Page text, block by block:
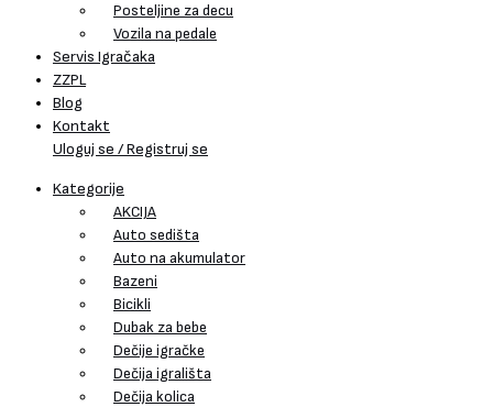
Posteljine za decu
Vozila na pedale
Servis Igračaka
ZZPL
Blog
Kontakt
Uloguj se / Registruj se
Kategorije
AKCIJA
Auto sedišta
Auto na akumulator
Bazeni
Bicikli
Dubak za bebe
Dečije igračke
Dečija igrališta
Dečija kolica